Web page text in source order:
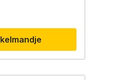
rookoven en
van sappige
gerookte
bent. Haal nu de
je kookkunsten naar